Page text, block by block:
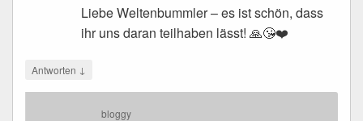
Liebe Weltenbummler – es ist schön, dass
ihr uns daran teilhaben lässt! 🙏😘❤️
Antworten ↓
bloggy